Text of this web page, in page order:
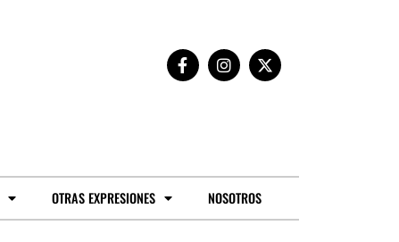
OTRAS EXPRESIONES NOSOTROS